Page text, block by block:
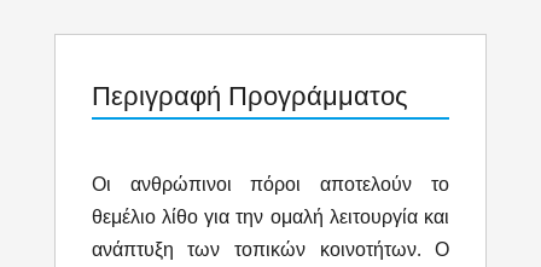
Περιγραφή Προγράμματος
Οι ανθρώπινοι πόροι αποτελούν το
θεμέλιο λίθο για την ομαλή λειτουργία και
ανάπτυξη των τοπικών κοινοτήτων. Ο